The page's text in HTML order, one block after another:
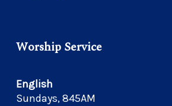
Worship Service
English
Sundays, 845AM